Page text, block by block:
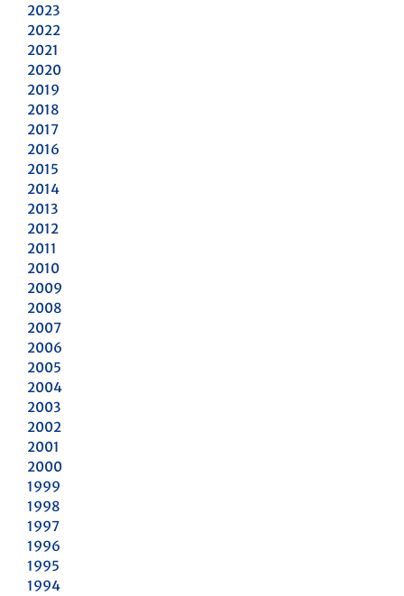
2023
2022
2021
2020
2019
2018
2017
2016
2015
2014
2013
2012
2011
2010
2009
2008
2007
2006
2005
2004
2003
2002
2001
2000
1999
1998
1997
1996
1995
1994